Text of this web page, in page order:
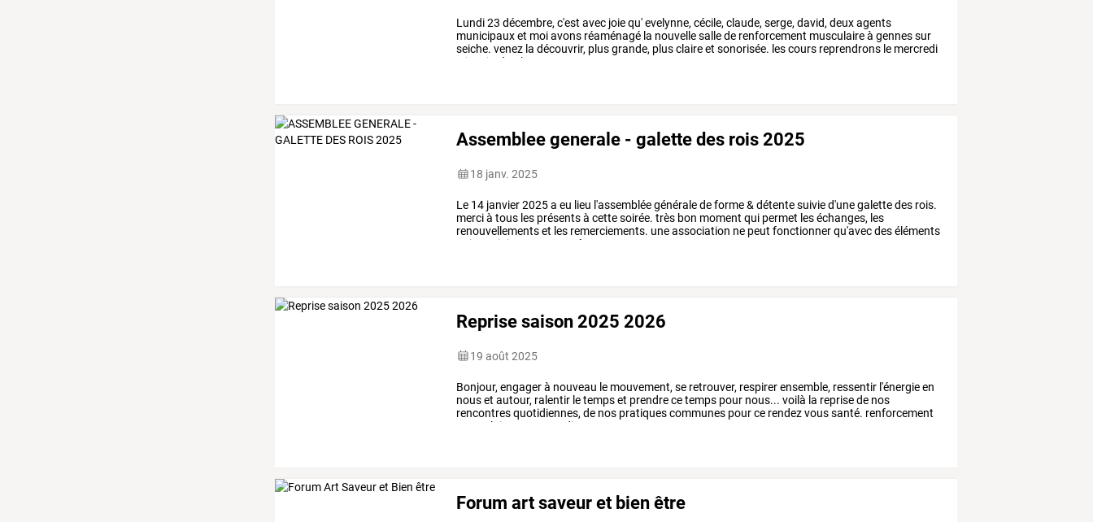
Lundi23 décembre, c'est avec joiequ'evelynne, cécile, claude, serge, david, deuxagents
municipauxet moiavons réaménagé la nouvellesallede renforcement musculaireà gennessur
seiche. venez la découvrir, plusgrande, plusclaireet sonorisée. lescours reprendrons le mercredi
janvier à18h30.
Assemblee generale - galette des rois 2025
18 janv. 2025
Le 14 janvier2025a eu lieu l'assembléegénéraledeforme& détentesuivied'unegalettedes rois.
mercià tous les présentsà cettesoirée. très bon moment qui permet leséchanges, les
renouvellementset les remerciements. uneassociation ne peut fonctionnerqu'avecdeséléments
qui
rejoignent créer
Reprise saison 2025 2026
19 août 2025
Bonjour, engagerà nouveau le mouvement, se retrouver, respirerensemble, ressentir l'énergieen
nouset autour, ralentir letempset prendrecetemps pour nous... voilà la reprisede nos
rencontresquotidiennes, de nos pratiquescommunes pource rendezvoussanté. renforcement
musculaire
mercredi
Forum art saveur et bien être